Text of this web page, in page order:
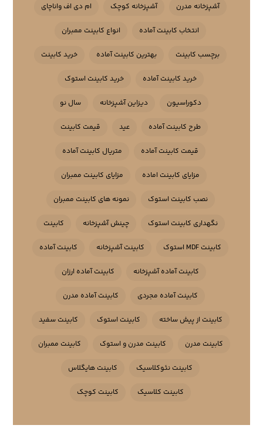
آشپزخانه مدرن آشپزخانه کوچک ام دی اف واناچای
انتخاب کابینت آماده انواع کابینت ممبران
برچسب کابینت بهترین کابینت آماده خرید کابینت
خرید کابینت آماده خرید کابینت استوک
دکوراسیون دیزاین آشپزخانه سال نو
طرح کابینت آماده عید قیمت کابینت
قیمت کابینت آماده متریال کابینت آماده
مزایای کابینت اماده مزایای کابینت ممبران
نصب کابینت استوک نمونه های کابینت ممبران
نگهداری کابینت استوک چینش آشپزخانه کابینت
کابینت MDF استوک کابینت آشپزخانه کابینت آماده
کابینت آماده آشپزخانه کابینت آماده ارزان
کابینت آماده مجردی کابینت آماده مدرن
کابینت از پیش ساخته کابینت استوک کابینت سفید
کابینت مدرن کابینت مدرن و استوک کابینت ممبران
کابینت نئوکلاسیک کابینت هایگلاس
کابینت کلاسیک کابینت کوچک